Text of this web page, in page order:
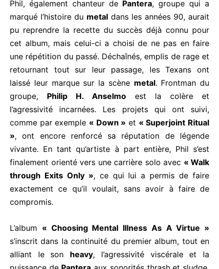
Phil, également chanteur de Pantera, groupe qui a
marqué l’histoire du metal dans les années 90, aurait
pu reprendre la recette du succès déjà connu pour
cet album, mais celui-ci a choisi de ne pas en faire
une répétition du passé. Déchaînés, emplis de rage et
retournant tout sur leur passage, les Texans ont
laissé leur marque sur la scène metal. Frontman du
groupe, Philip H. Anselmo est la colère et
l’agressivité incarnées. Les projets qui ont suivi,
comme par exemple « Down » et « Superjoint Ritual
», ont encore renforcé sa réputation de légende
vivante. En tant qu’artiste à part entière, Phil s’est
finalement orienté vers une carrière solo avec « Walk
through Exits Only », ce qui lui a permis de faire
exactement ce qu’il voulait, sans avoir à faire de
compromis.
L’album « Choosing Mental Illness As A Virtue »
s’inscrit dans la continuité du premier album, tout en
alliant le son heavy, l’agressivité viscérale et la